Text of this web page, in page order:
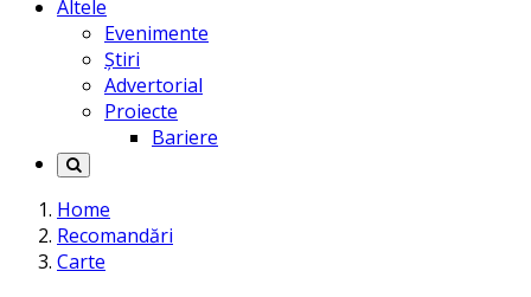
Altele
Evenimente
Știri
Advertorial
Proiecte
Bariere
Home
Recomandări
Carte